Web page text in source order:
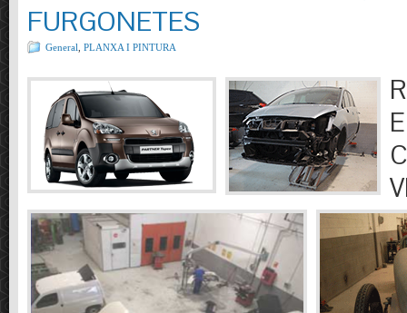
FURGONETES
General PLANXA I PINTURA